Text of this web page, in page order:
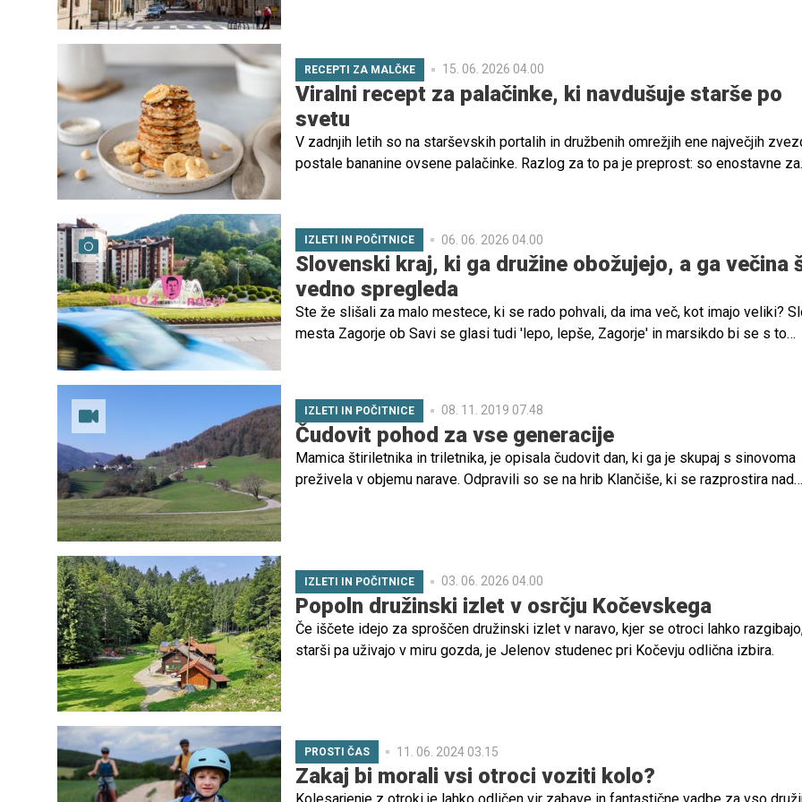
RECEPTI ZA MALČKE 15. 06. 2026 04.00
Viralni recept za palačinke, ki navdušuje starše po
svetu
V zadnjih letih so na starševskih portalih in družbenih omrežjih ene največjih
postale bananine ovsene palačinke. Razlog za to pa je preprost: so enostavne za
IZLETI IN POČITNICE 06. 06. 2026 04.00
Slovenski kraj, ki ga družine obožujejo, a ga večina
vedno spregleda
Ste že slišali za malo mestece, ki se rado pohvali, da ima več, kot imajo veliki?
mesta Zagorje ob Savi se glasi tudi 'lepo, lepše, Zagorje' in marsikdo bi se s to
Slovenije boste z družinico prav gotovo uživali, saj tam živijo ljudje, ki se radi
povedo tudi kaj o svoji knapovski dediščini.
IZLETI IN POČITNICE 08. 11. 2019 07.48
Čudovit pohod za vse generacije
Mamica štiriletnika in triletnika, je opisala čudovit dan, ki ga je skupaj s sinovoma
preživela v objemu narave. Odpravili so se na hrib Klančiše, ki se razprostira nad
IZLETI IN POČITNICE 03. 06. 2026 04.00
Popoln družinski izlet v osrčju Kočevskega
Če iščete idejo za sproščen družinski izlet v naravo, kjer se otroci lahko
starši pa uživajo v miru gozda, je Jelenov studenec pri Kočevju odlična izbira.
PROSTI ČAS 11. 06. 2024 03.15
Zakaj bi morali vsi otroci voziti kolo?